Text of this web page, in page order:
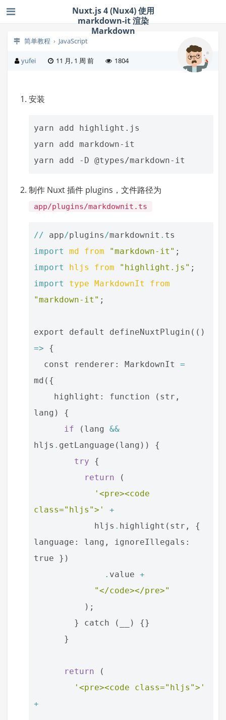
简单教程 › JavaScript
Nuxt.js 4 (Nux4) 使用
markdown-it 渲染
Markdown
yufei 11 月, 1 周 前 1804
安装
yarn add highlight.js
yarn add markdown-it
制作 Nuxt 插件 plugins，文件路径为
app/plugins/markdownit.ts
// app/plugins/markdownit . ts
import
md from "markdown-it" ;
import
hljs from "highlight.js" ;
import
type MarkdownIt
from
"markdown-it" ;
export default defineNuxtPlugin (()
=>
{
const
renderer : MarkdownIt
=
md ({
highlight : function ( str ,
lang )
{
if
( lang &&
hljs . getLanguage ( lang ))
{
try
{
return
(
'<pre><code
class="hljs">'
+
hljs . highlight ( str ,
{
language : lang , ignoreIllegals :
true
})
. value +
"</code></pre>"
);
}
catch ( )
{}
}
return
(
'<pre><code class="hljs">'
+